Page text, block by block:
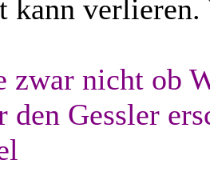
kann
zwar nicht ob
den Gessler